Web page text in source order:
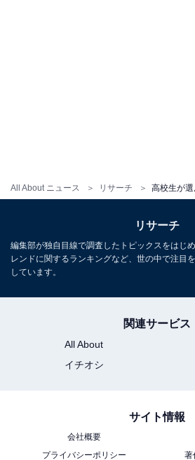
All About ニュース リサーチ
2位：カズレーザー
超ハードコア
教養バラエティ
『#カズレーザーと学
関東エリアほか一部
リサーチ
編集部が独自目線で調査したトピックスをはじ
レンドに関するランキングなど、世の中で注目
しています。
関連サービス
All About
イチオシ
サイト情報
会社概要
プライバシーポリシー
著